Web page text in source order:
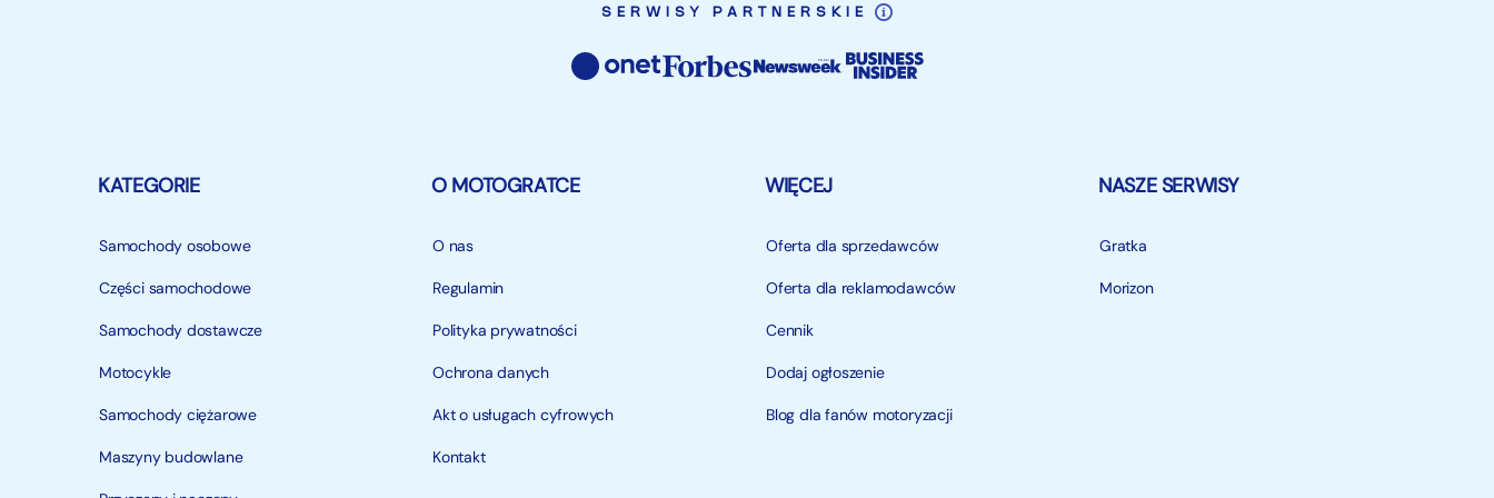
SERWISY PARTNERSKIE
KATEGORIE
Samochody osobowe
Części samochodowe
Samochody dostawcze
Motocykle
Samochody ciężarowe
Maszyny budowlane
O MOTOGRATCE
O nas
Regulamin
Polityka prywatności
Ochrona danych
Akt o usługach cyfrowych
Kontakt
WIĘCEJ
Oferta dla sprzedawców
Oferta dla reklamodawców
Cennik
Dodaj ogłoszenie
Blog dla fanów motoryzacji
NASZE SERWISY
Gratka
Morizon